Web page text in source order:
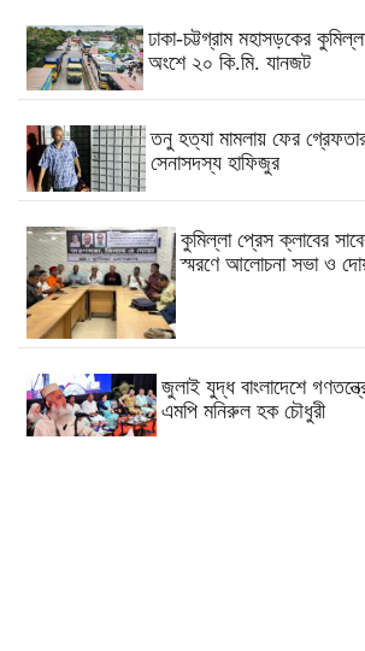
ঢাকা-চট্টগ্রাম মহাসড়কের
অংশে ২০ কি.মি. যানজট
তনু হত্যা মামলায় ফের
সেনাসদস্য হাফিজুর
কুমিল্লা প্রেস ক্লাবের
স্মরণে আলোচনা সভা ও
জুলাই যুদ্ধ বাংলাদেশে
এমপি মনিরুল হক চৌধুরী